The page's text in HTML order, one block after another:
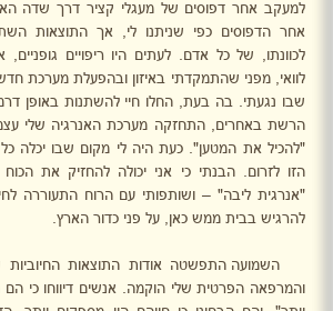
למעקב אחר דפוסים של מעגלי קציר דרך שדה
אחר הדפוסים כפי שניתנו לי, אך התוצאות
לכוונתו, של כל אדם. לעתים היו ריפויים
לוואי, מפני שהתמקדתי באיזון ובהפעלת מערכת
שבו נגעתי. בה בעת, החלו חיי להשתנות באופן
הרשת באחרים, התחזקה מערכת האנרגיה שלי
"להכיל את המטען". כעת היה לי מקום שבו יכלה כל
הזו לזרום. הבנתי כי אני יכולה להחזיק את
"אנרגית ליבה" – ושותפותי עם הרוח התעוררה
להרגיש בבית ממש כאן, על פני כדור הארץ.
השמועה התפשטה אודות התוצאות החיוביות
והמרפאה הפרטית שלי הוקמה. אנשים דיווחו כי הם